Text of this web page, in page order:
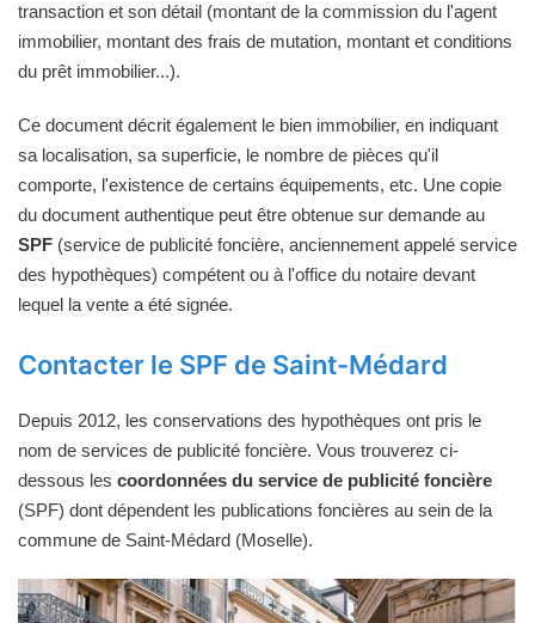
transaction et son détail (montant de la commission du l'agent
immobilier, montant des frais de mutation, montant et conditions
du prêt immobilier...).
Ce document décrit également le bien immobilier, en indiquant
sa localisation, sa superficie, le nombre de pièces qu'il
comporte, l'existence de certains équipements, etc. Une copie
du document authentique peut être obtenue sur demande au
SPF (service de publicité foncière, anciennement appelé service
des hypothèques) compétent ou à l'office du notaire devant
lequel la vente a été signée.
Contacter le SPF de Saint-Médard
Depuis 2012, les conservations des hypothèques ont pris le
nom de services de publicité foncière. Vous trouverez ci-
dessous les coordonnées du service de publicité foncière
(SPF) dont dépendent les publications foncières au sein de la
commune de Saint-Médard (Moselle).